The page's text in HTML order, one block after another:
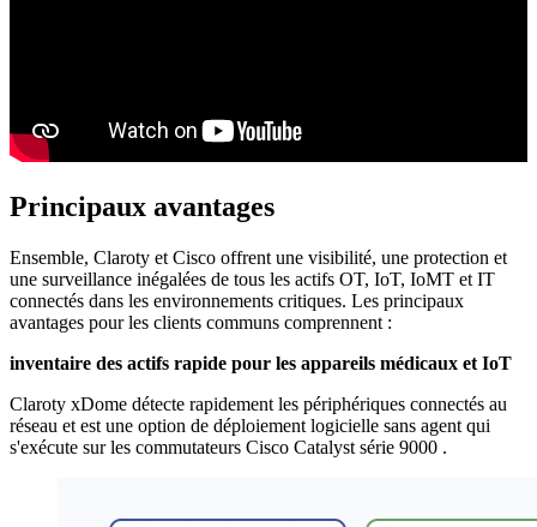
Principaux avantages
Ensemble, Claroty et Cisco offrent une visibilité, une protection et
une surveillance inégalées de tous les actifs OT, IoT, IoMT et IT
connectés dans les environnements critiques. Les principaux
avantages pour les clients communs comprennent :
inventaire des actifs rapide pour les appareils médicaux et IoT
Claroty xDome détecte rapidement les périphériques connectés au
réseau et est une option de déploiement logicielle sans agent qui
s'exécute sur les commutateurs Cisco Catalyst série 9000 .